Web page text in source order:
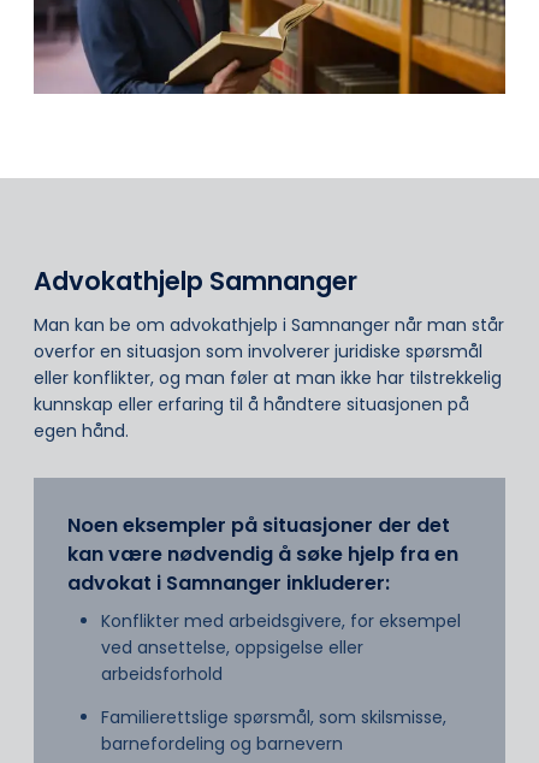
Advokathjelp Samnanger
Man kan be om advokathjelp i Samnanger når man står
overfor en situasjon som involverer juridiske spørsmål
eller konflikter, og man føler at man ikke har tilstrekkelig
kunnskap eller erfaring til å håndtere situasjonen på
egen hånd.
Noen eksempler på situasjoner der det
kan være nødvendig å søke hjelp fra en
advokat i Samnanger inkluderer:
Konflikter med arbeidsgivere, for eksempel
ved ansettelse, oppsigelse eller
arbeidsforhold
Familierettslige spørsmål, som skilsmisse,
barnefordeling og barnevern